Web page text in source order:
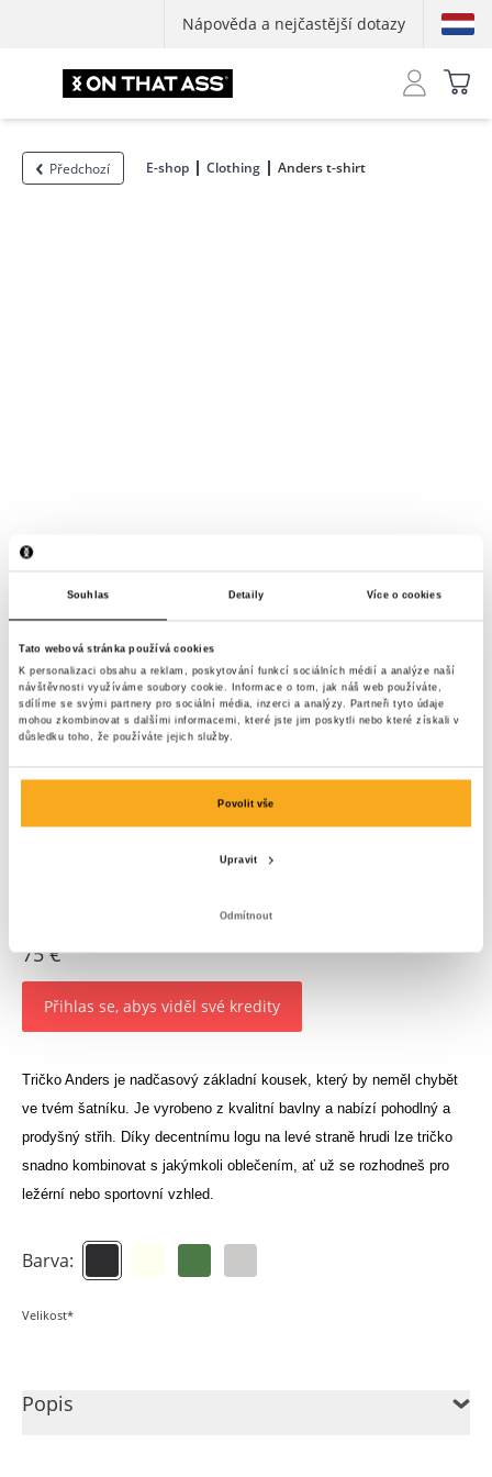
Souhlas Detaily Více o cookies
Tato webová stránka používá cookies
K personalizaci obsahu a reklam, poskytování funkcí sociálních médií a analýze naší
návštěvnosti využíváme soubory cookie. Informace o tom, jak náš web používáte,
sdílíme se svými partnery pro sociální média, inzerci a analýzy. Partneři tyto údaje
mohou zkombinovat s dalšími informacemi, které jste jim poskytli nebo které získali v
důsledku toho, že používáte jejich služby.
Povolit vše
Upravit
Odmítnout
Nápověda a nejčastější dotazy
Předchozí E-shop Clothing Anders t-shirt
75 €
Přihlas se, abys viděl své kredity
Tričko Anders je nadčasový základní kousek, který by neměl chybět
ve tvém šatníku. Je vyrobeno z kvalitní bavlny a nabízí pohodlný a
prodyšný střih. Díky decentnímu logu na levé straně hrudi lze tričko
snadno kombinovat s jakýmkoli oblečením, ať už se rozhodneš pro
ležérní nebo sportovní vzhled.
Barva:
Velikost*
Popis